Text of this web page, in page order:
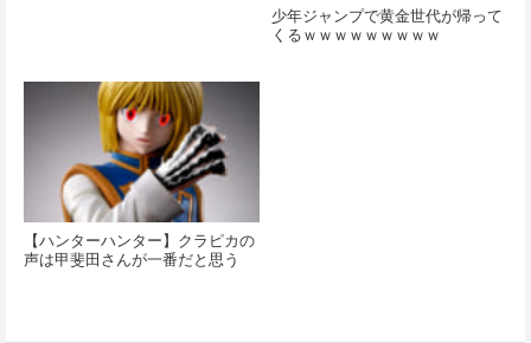
少年ジャンプで黄金世代が帰って
くるｗｗｗｗｗｗｗｗｗ
【ハンターハンター】クラピカの
声は甲斐田さんが一番だと思う